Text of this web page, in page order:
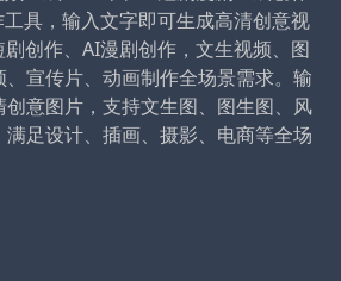
具，输入文字即可生成高清创意视
创作、AI漫剧创作，文生视频、图
宣传片、动画制作全场景需求。输
创意图片，支持文生图、图生图、风
足设计、插画、摄影、电商等全场